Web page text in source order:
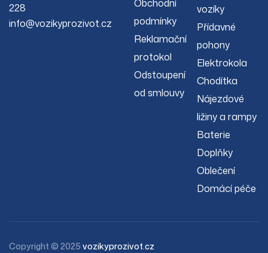
228
info@vozikyprozivot.cz
Obchodní
podmínky
Reklamační
protokol
Odstoupení
od smlouvy
vozíky
Přídavné
pohony
Elektrokola
Chodítka
Nájezdové
ližiny a rampy
Baterie
Doplňky
Oblečení
Domácí péče
Copyright © 2025 vozikyprozivot.cz